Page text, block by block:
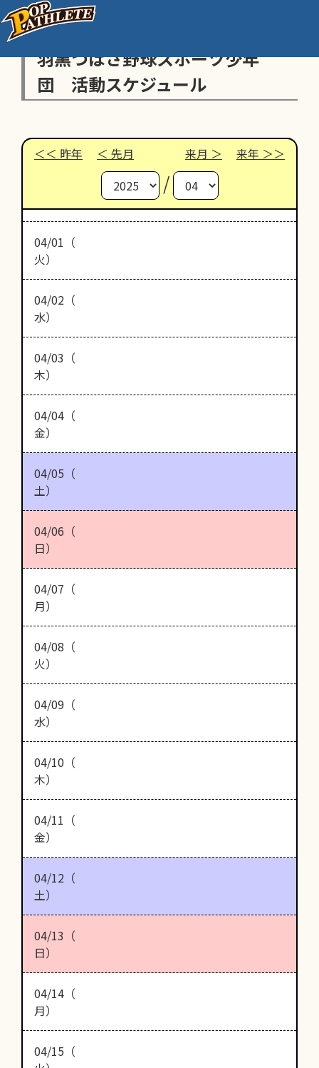
羽黒つばさ野球スポーツ少年
団 活動スケジュール
昨年 先月 来月 来年
/
04/01（
火）
04/02（
水）
04/03（
木）
04/04（
金）
04/05（
土）
04/06（
日）
04/07（
月）
04/08（
火）
04/09（
水）
04/10（
木）
04/11（
金）
04/12（
土）
04/13（
日）
04/14（
月）
04/15（